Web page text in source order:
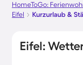
HomeToGo:
Eifel
Kurzurlaub &
Eifel: